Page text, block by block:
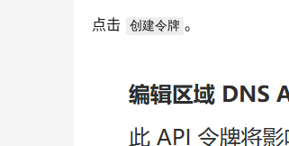
点击 创建令牌 。